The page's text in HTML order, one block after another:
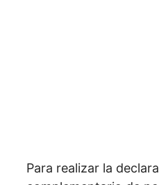
Para realizar la